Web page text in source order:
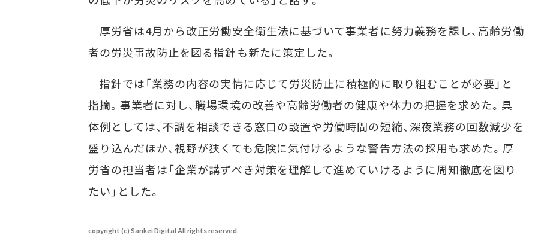
厚労省は4月から改正労働安全衛生法に基づいて事業者に努力義務を課し、高齢労働
者の労災事故防止を図る指針も新たに策定した。
指針では「業務の内容の実情に応じて労災防止に積極的に取り組むことが必要」と
指摘。事業者に対し、職場環境の改善や高齢労働者の健康や体力の把握を求めた。具
体例としては、不調を相談できる窓口の設置や労働時間の短縮、深夜業務の回数減少を
盛り込んだほか、視野が狭くても危険に気付けるような警告方法の採用も求めた。厚
労省の担当者は「企業が講ずべき対策を理解して進めていけるように周知徹底を図り
たい」とした。
copyright (c) Sankei Digital All rights reserved.